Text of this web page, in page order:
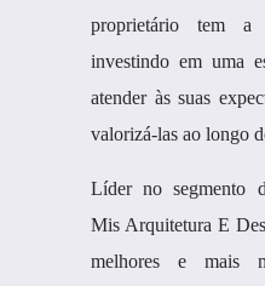
proprietário tem a
investindo em uma
atender às suas
valorizá-las ao longo
Líder no segmento
Mis Arquitetura E
melhores e mais